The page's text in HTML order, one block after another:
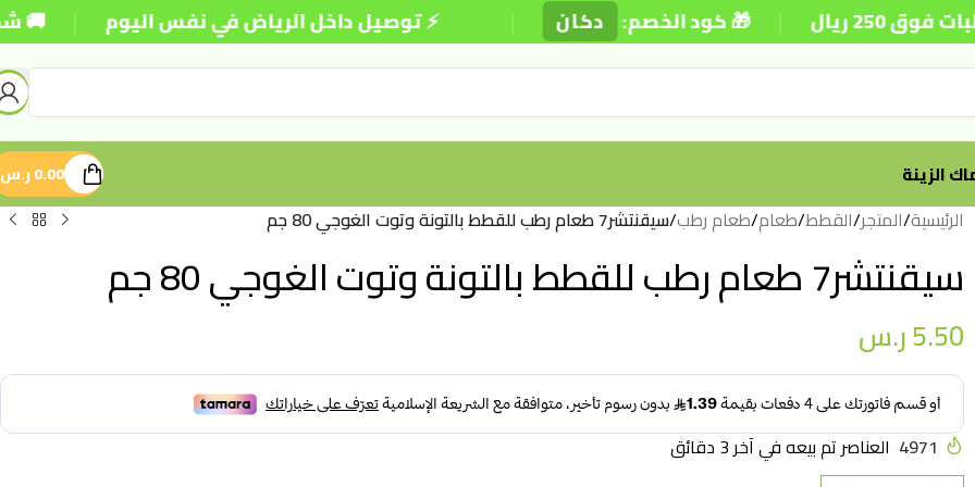
⚡ توصيل داخل الرياض في نفس اليوم | 🚚 شحن | 🎁 كود الخصم: دكان |
الزينة 0.00ر.س
الرئيسية/المتجر/القطط/طعام/طعام رطب/سيقنتشر7 طعام رطب للقطط بالتونة وتوت الغوجي 80 جم
سيقنتشر7 طعام رطب للقطط بالتونة وتوت الغوجي 80 جم
5.50ر.س
4971 العناصر تم بيعه في آخر 3 دقائق